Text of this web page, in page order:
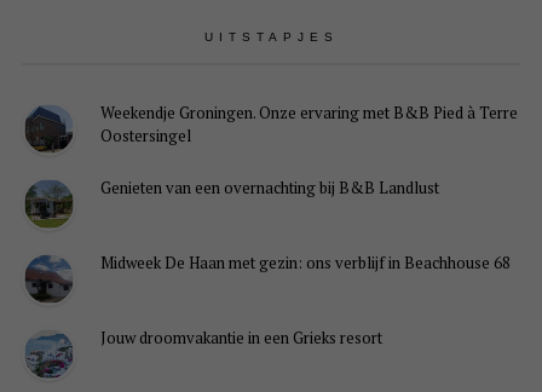
UITSTAPJES
Weekendje Groningen. Onze ervaring met B&B Pied à Terre
Oostersingel
Genieten van een overnachting bij B&B Landlust
Midweek De Haan met gezin: ons verblijf in Beachhouse 68
Jouw droomvakantie in een Grieks resort